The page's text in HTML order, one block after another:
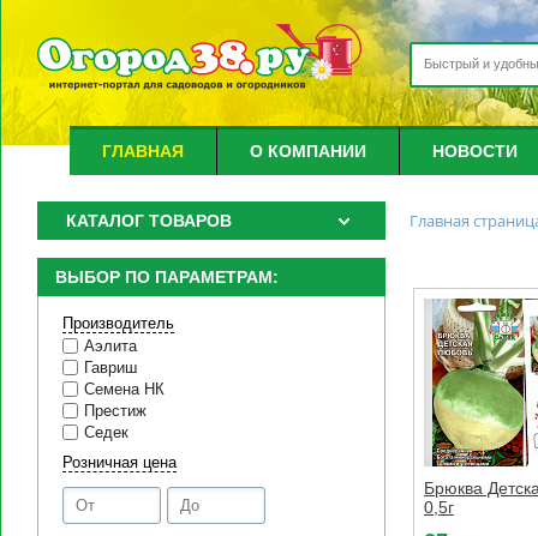
ГЛАВНАЯ О КОМПАНИИ НОВОСТИ
КАТАЛОГ ТОВАРОВ
ВЫБОР ПО ПАРАМЕТРАМ:
Производитель
Аэлита
Гавриш
Семена НК
Престиж
Седек
Розничная цена
Главная
Брюква
0,5г